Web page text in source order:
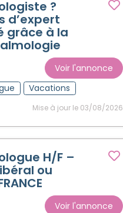
?
d’expert
grâce à la
Voir l'annonce
Vacations
Mise à jour le 03/08/2026
H/F –
ou
Voir l'annonce